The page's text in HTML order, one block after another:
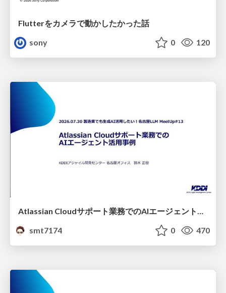
Flutterをカメラで動かしたかった話
sony
0 120
Atlassian Cloudサポート業務でのAIエージェント活用事例
smt7174
0 470